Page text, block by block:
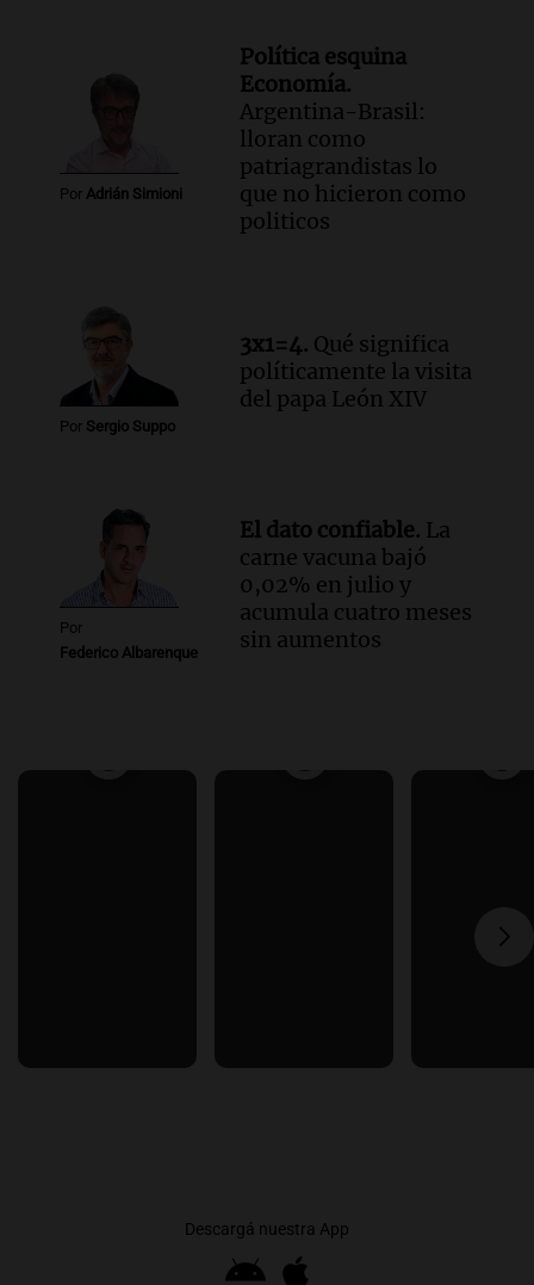
Por Adrián Simioni
Política esquina
Economía.
Argentina-Brasil:
lloran como
patriagrandistas lo
que no hicieron como
politicos
Por Sergio Suppo
3x1=4. Qué significa
políticamente la visita
del papa León XIV
Por
Federico Albarenque
El dato confiable. La
carne vacuna bajó
0,02% en julio y
acumula cuatro meses
sin aumentos
Descargá nuestra App